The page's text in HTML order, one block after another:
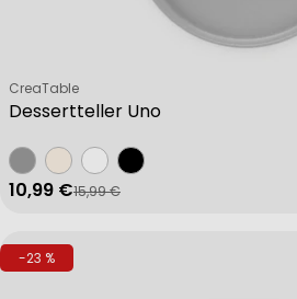
Dessertteller Uno
Verkäufer:
CreaTable
Verkaufspreis
10,99 €
Regulärer Preis
15,99 €
-23 %